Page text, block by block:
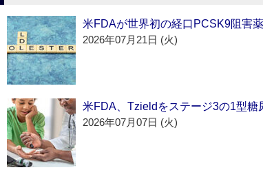
米FDAが世界初の経口PCSK9阻害
2026年07月21日 (火)
米FDA、Tzieldをステージ3の1型糖
2026年07月07日 (火)